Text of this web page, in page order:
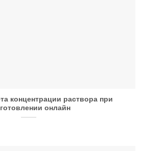
концентрации раствора при
онлайн